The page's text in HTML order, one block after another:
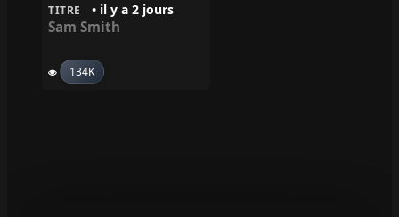
TITRE • il y a 2 jours
Sam Smith
134K